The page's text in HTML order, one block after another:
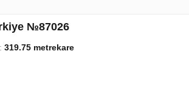
№87026
319.75 metrekare